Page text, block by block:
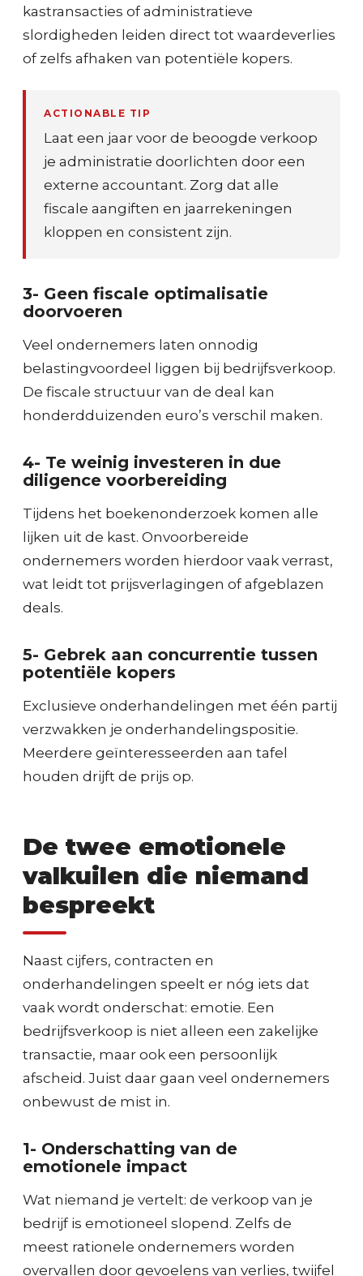
kastransacties of administratieve
slordigheden leiden direct tot waardeverlies
of zelfs afhaken van potentiële kopers.
ACTIONABLE TIP
Laat een jaar voor de beoogde verkoop
je administratie doorlichten door een
externe accountant. Zorg dat alle
fiscale aangiften en jaarrekeningen
kloppen en consistent zijn.
3- Geen fiscale optimalisatie
doorvoeren
Veel ondernemers laten onnodig
belastingvoordeel liggen bij bedrijfsverkoop.
De fiscale structuur van de deal kan
honderdduizenden euro’s verschil maken.
4- Te weinig investeren in due
diligence voorbereiding
Tijdens het boekenonderzoek komen alle
lijken uit de kast. Onvoorbereide
ondernemers worden hierdoor vaak verrast,
wat leidt tot prijsverlagingen of afgeblazen
deals.
5- Gebrek aan concurrentie tussen
potentiële kopers
Exclusieve onderhandelingen met één partij
verzwakken je onderhandelingspositie.
Meerdere geïnteresseerden aan tafel
houden drijft de prijs op.
De twee emotionele
valkuilen die niemand
bespreekt
Naast cijfers, contracten en
onderhandelingen speelt er nóg iets dat
vaak wordt onderschat: emotie. Een
bedrijfsverkoop is niet alleen een zakelijke
transactie, maar ook een persoonlijk
afscheid. Juist daar gaan veel ondernemers
onbewust de mist in.
1- Onderschatting van de
emotionele impact
Wat niemand je vertelt: de verkoop van je
bedrijf is emotioneel slopend. Zelfs de
meest rationele ondernemers worden
overvallen door gevoelens van verlies, twijfel